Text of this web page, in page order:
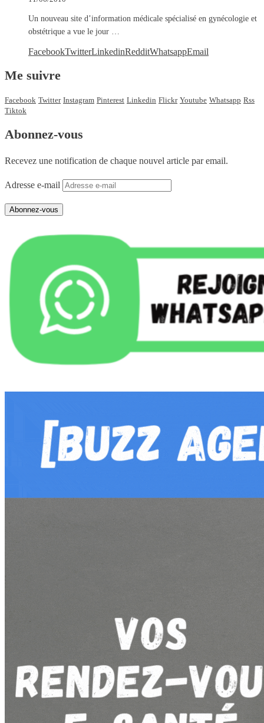
Un nouveau site d’information médicale spécialisé en gynécologie et
obstétrique a vue le jour …
FacebookTwitterLinkedinRedditWhatsappEmail
Me suivre
Facebook Twitter Instagram Pinterest Linkedin Flickr Youtube Whatsapp Rss
Tiktok
Abonnez-vous
Recevez une notification de chaque nouvel article par email.
Adresse e-mail
Abonnez-vous